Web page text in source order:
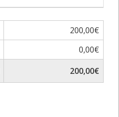
200,00€
0,00€
200,00€